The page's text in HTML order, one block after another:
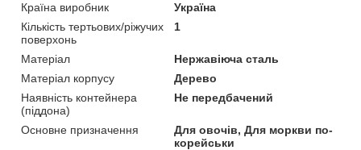
Країна виробник
Україна
Кількість тертьових/ріжучих
поверхонь
1
Матеріал
Нержавіюча сталь
Матеріал корпусу
Дерево
Наявність контейнера
(піддона)
Не передбачений
Основне призначення
Для овочів, Для моркви по-
корейськи